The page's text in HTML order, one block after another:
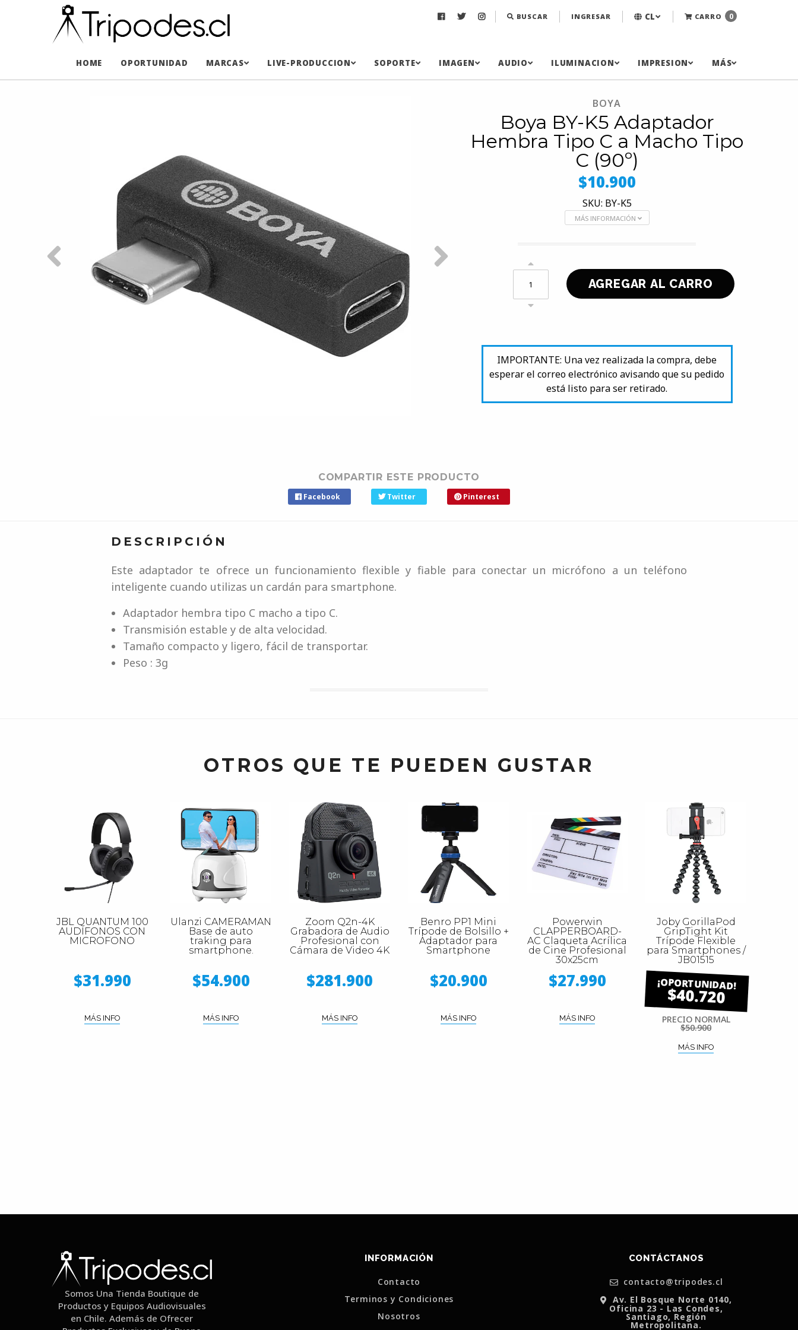
BUSCAR INGRESAR CL CARRO 0
HOME OPORTUNIDAD MARCAS LIVE-PRODUCCION SOPORTE IMAGEN AUDIO ILUMINACION IMPRESION MÁS
BOYA
Boya BY-K5 Adaptador
Hembra Tipo C a Macho Tipo
C (90º)
$10.900
SKU: BY-K5
MÁS INFORMACIÓN
IMPORTANTE: Una vez realizada la compra, debe
esperar el correo electrónico avisando que su pedido
está listo para ser retirado.
COMPARTIR ESTE PRODUCTO
Facebook Twitter Pinterest
DESCRIPCIÓN
Este adaptador te ofrece un funcionamiento flexible y fiable para conectar un micrófono a un teléfono
inteligente cuando utilizas un cardán para smartphone.
Adaptador hembra tipo C macho a tipo C.
Transmisión estable y de alta velocidad.
Tamaño compacto y ligero, fácil de transportar.
Peso : 3g
OTROS QUE TE PUEDEN GUSTAR
JBL QUANTUM 100
AUDIFONOS CON
MICROFONO
$31.990
MÁS INFO
Ulanzi CAMERAMAN
Base de auto
traking para
smartphone.
$54.900
MÁS INFO
Zoom Q2n-4K
Grabadora de Audio
Profesional con
Cámara de Video 4K
$281.900
MÁS INFO
Benro PP1 Mini
Trípode de Bolsillo +
Adaptador para
Smartphone
$20.900
MÁS INFO
Powerwin
CLAPPERBOARD-
AC Claqueta Acrílica
de Cine Profesional
30x25cm
$27.990
MÁS INFO
Joby GorillaPod
GripTight Kit
Trípode Flexible
para Smartphones /
JB01515
$40.720
PRECIO NORMAL
$50.900
MÁS INFO
Somos Una Tienda Boutique de
Productos y Equipos Audiovisuales
en Chile. Además de Ofrecer
INFORMACIÓN
Contacto
Terminos y Condiciones
Nosotros
CONTÁCTANOS
contacto@tripodes.cl
Av. El Bosque Norte 0140,
Oficina 23 - Las Condes,
Santiago, Región
Metropolitana.